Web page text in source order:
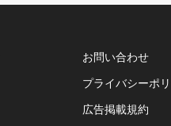
お問い合わせ
プライバシーポ
広告掲載規約